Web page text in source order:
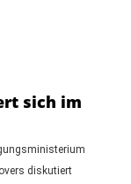
sich im
diskutiert